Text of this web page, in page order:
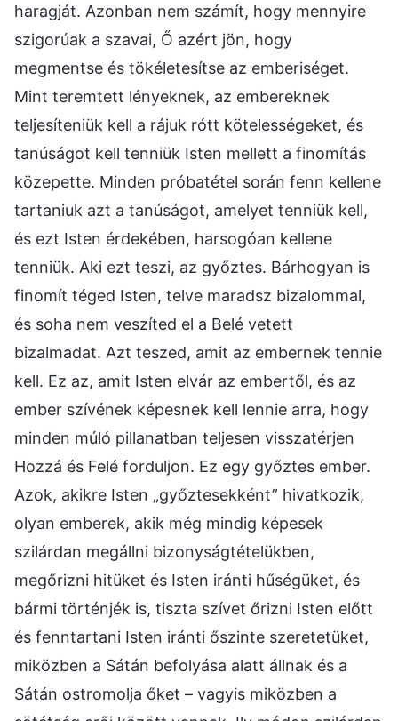
haragját. Azonban nem számít, hogy mennyire
szigorúak a szavai, Ő azért jön, hogy
megmentse és tökéletesítse az emberiséget.
Mint teremtett lényeknek, az embereknek
teljesíteniük kell a rájuk rótt kötelességeket, és
tanúságot kell tenniük Isten mellett a finomítás
közepette. Minden próbatétel során fenn kellene
tartaniuk azt a tanúságot, amelyet tenniük kell,
és ezt Isten érdekében, harsogóan kellene
tenniük. Aki ezt teszi, az győztes. Bárhogyan is
finomít téged Isten, telve maradsz bizalommal,
és soha nem veszíted el a Belé vetett
bizalmadat. Azt teszed, amit az embernek tennie
kell. Ez az, amit Isten elvár az embertől, és az
ember szívének képesnek kell lennie arra, hogy
minden múló pillanatban teljesen visszatérjen
Hozzá és Felé forduljon. Ez egy győztes ember.
Azok, akikre Isten „győztesekként” hivatkozik,
olyan emberek, akik még mindig képesek
szilárdan megállni bizonyságtételükben,
megőrizni hitüket és Isten iránti hűségüket, és
bármi történjék is, tiszta szívet őrizni Isten előtt
és fenntartani Isten iránti őszinte szeretetüket,
miközben a Sátán befolyása alatt állnak és a
Sátán ostromolja őket – vagyis miközben a